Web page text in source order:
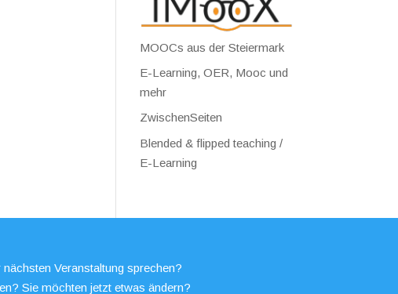
MOOCs aus der Steiermark
E-Learning, OER, Mooc und
mehr
ZwischenSeiten
Blended & flipped teaching /
E-Learning
Veranstaltung sprechen?
Sie möchten jetzt etwas ändern?